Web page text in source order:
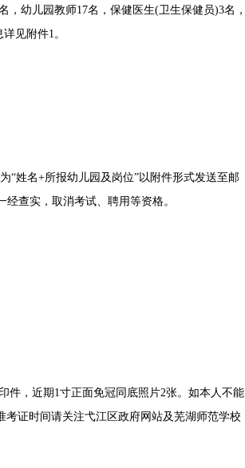
幼儿园教师17名，保健医生(卫生保健员)3名，
见附件1。
姓名+所报幼儿园及岗位”以附件形式发送至邮
查实，取消考试、聘用等资格。
，近期1寸正面免冠同底照片2张。如本人不能
证时间请关注弋江区政府网站及芜湖师范学校